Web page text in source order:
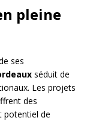
pleine
ses
séduit de
Les projets
des
potentiel de